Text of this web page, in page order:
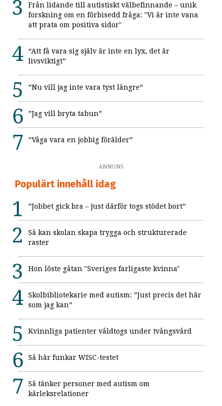
Från lidande till autistiskt välbefinnande – unik
forskning om en förbisedd fråga: "Vi är inte vana
att prata om positiva sidor"
“Att få vara sig själv är inte en lyx, det är
livsviktigt”
”Nu vill jag inte vara tyst längre”
”Jag vill bryta tabun”
”Våga vara en jobbig förälder”
ANNONS
Populärt innehåll idag
”Jobbet gick bra – just därför togs stödet bort”
Så kan skolan skapa trygga och strukturerade
raster
Hon löste gåtan "Sveriges farligaste kvinna"
Skolbibliotekarie med autism: ”Just precis det här
som jag kan”
Kvinnliga patienter våldtogs under tvångsvård
Så här funkar WISC-testet
Så tänker personer med autism om
kärleksrelationer